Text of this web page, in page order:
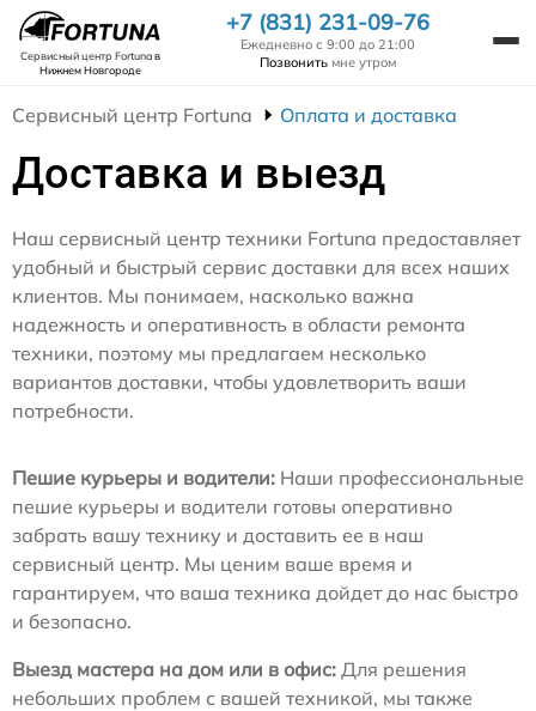
Сервисный центр Fortunaв
Нижнем Новгороде
+7 (831) 231-09-76
Ежедневно с 9:00 до 21:00
Позвонить мне утром
Сервисный центр Fortuna Оплата и доставка
Доставка и выезд
Наш сервисный центр техники Fortuna предоставляет
удобный и быстрый сервис доставки для всех наших
клиентов. Мы понимаем, насколько важна
надежность и оперативность в области ремонта
техники, поэтому мы предлагаем несколько
вариантов доставки, чтобы удовлетворить ваши
потребности.
Пешие курьеры и водители: Наши профессиональные
пешие курьеры и водители готовы оперативно
забрать вашу технику и доставить ее в наш
сервисный центр. Мы ценим ваше время и
гарантируем, что ваша техника дойдет до нас быстро
и безопасно.
Выезд мастера на дом или в офис: Для решения
небольших проблем с вашей техникой, мы также